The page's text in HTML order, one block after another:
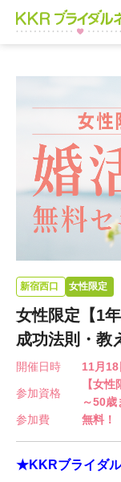
新宿西口 女性限定
女性限定【1
成功法則・教
開催日時 11月
参加資格
【女
～50歳
参加費
無料！
★KKRブライダ